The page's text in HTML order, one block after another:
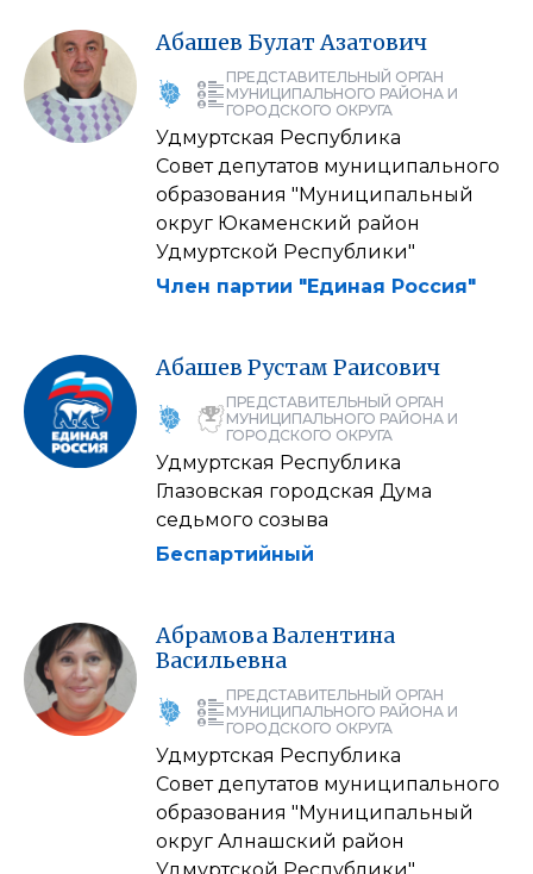
Абашев Булат Азатович
ПРЕДСТАВИТЕЛЬНЫЙ ОРГАН
МУНИЦИПАЛЬНОГО РАЙОНА И
ГОРОДСКОГО ОКРУГА
Удмуртская Республика
Совет депутатов муниципального
образования "Муниципальный
округ Юкаменский район
Удмуртской Республики"
Член партии "Единая Россия"
Абашев Рустам Раисович
ПРЕДСТАВИТЕЛЬНЫЙ ОРГАН
МУНИЦИПАЛЬНОГО РАЙОНА И
ГОРОДСКОГО ОКРУГА
Удмуртская Республика
Глазовская городская Дума
седьмого созыва
Беспартийный
Абрамова Валентина
Васильевна
ПРЕДСТАВИТЕЛЬНЫЙ ОРГАН
МУНИЦИПАЛЬНОГО РАЙОНА И
ГОРОДСКОГО ОКРУГА
Удмуртская Республика
Совет депутатов муниципального
образования "Муниципальный
округ Алнашский район
Удмуртской Республики"